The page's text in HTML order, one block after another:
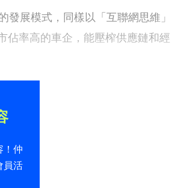
展模式，同樣以「互聯網思維」
佔率高的車企，能壓榨供應鏈和經
！仲
員活